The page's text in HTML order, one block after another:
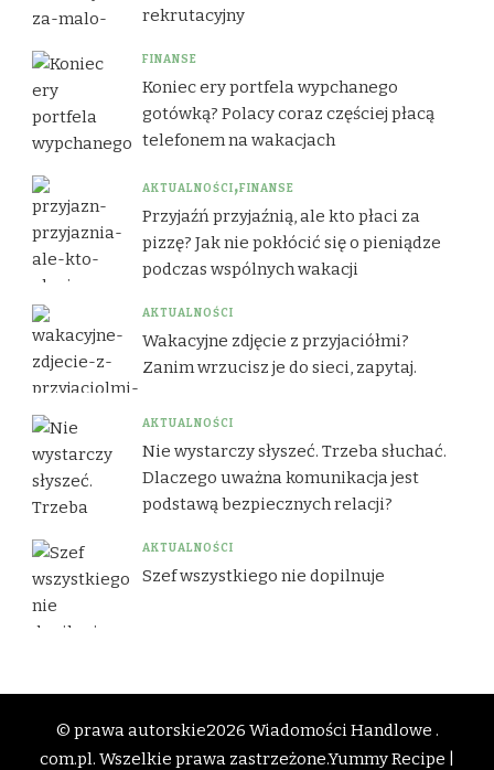
rekrutacyjny
FINANSE
Koniec ery portfela wypchanego
gotówką? Polacy coraz częściej płacą
telefonem na wakacjach
AKTUALNOŚCI FINANSE
Przyjaźń przyjaźnią, ale kto płaci za
pizzę? Jak nie pokłócić się o pieniądze
podczas wspólnych wakacji
AKTUALNOŚCI
Wakacyjne zdjęcie z przyjaciółmi?
Zanim wrzucisz je do sieci, zapytaj.
AKTUALNOŚCI
Nie wystarczy słyszeć. Trzeba słuchać.
Dlaczego uważna komunikacja jest
podstawą bezpiecznych relacji?
AKTUALNOŚCI
Szef wszystkiego nie dopilnuje
© prawa autorskie2026 Wiadomości Handlowe .
com.pl. Wszelkie prawa zastrzeżone.Yummy Recipe |